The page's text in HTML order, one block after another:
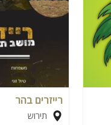
רייזרים בהר
תירוש